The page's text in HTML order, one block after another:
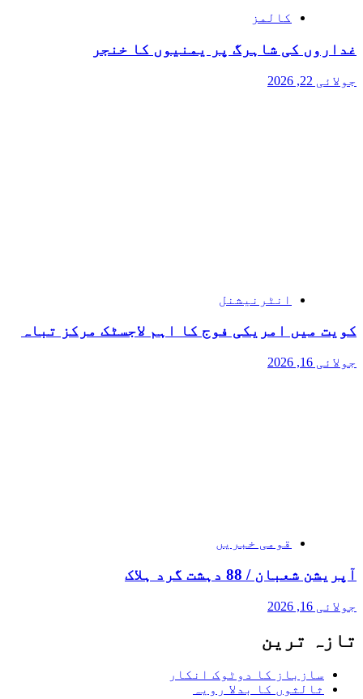
کالمز
غداروں کی شاہرگ پر یمنیوں کا خنجر
جولائی 22, 2026
انٹرنیشنل
کویت میں امریکی فوج کا اہم لاجسٹک مرکز تباہ
جولائی 16, 2026
قومی خبریں
آپریشن شعبان / 88 دہشت گرد ہلاک
جولائی 16, 2026
تازہ ترین
سازباز کا دوٹوک انکار
ثالثوں کا بدلا رویہ